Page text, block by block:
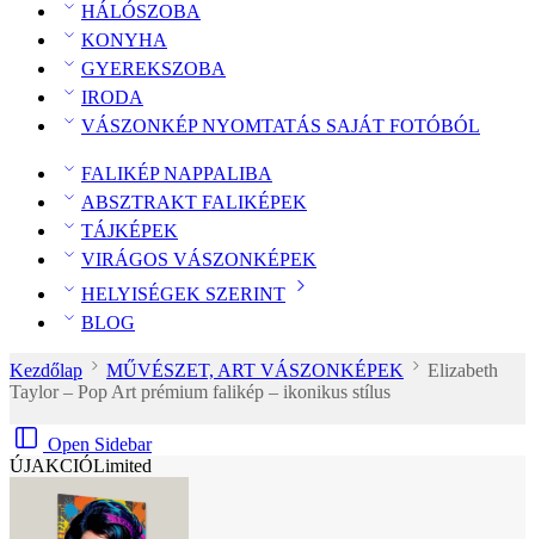
HÁLÓSZOBA
KONYHA
GYEREKSZOBA
IRODA
VÁSZONKÉP NYOMTATÁS SAJÁT FOTÓBÓL
FALIKÉP NAPPALIBA
ABSZTRAKT FALIKÉPEK
TÁJKÉPEK
VIRÁGOS VÁSZONKÉPEK
HELYISÉGEK SZERINT
BLOG
Kezdőlap MŰVÉSZET, ART VÁSZONKÉPEK
Elizabeth
Taylor – Pop Art prémium falikép – ikonikus stílus
Open Sidebar
ÚJAKCIÓLimited